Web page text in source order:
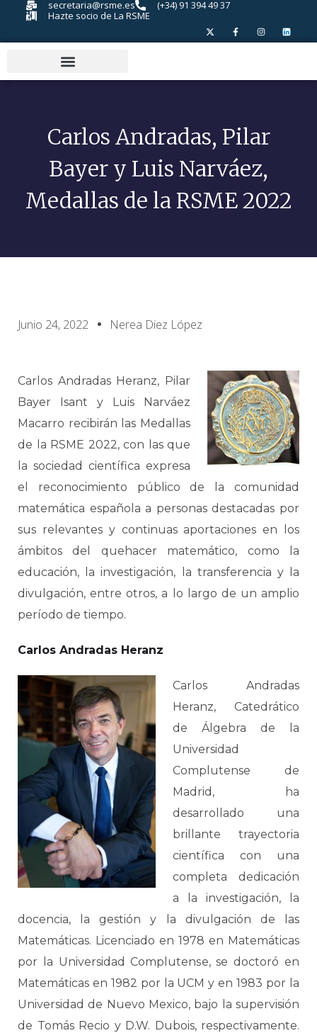
secretaria@rsme.es
(+34) 91 394 49 37
Hazte socio de La RSME
Carlos Andradas, Pilar
Bayer y Luis Narváez,
Medallas de la RSME 2022
Junio 24, 2022 Nerea Diez López
Carlos Andradas Heranz, Pilar
Bayer Isant y Luis Narváez
Macarro recibirán las Medallas
de la RSME 2022, con las que
la sociedad científica expresa
el reconocimiento público de la comunidad
matemática española a personas destacadas por
sus relevantes y continuas aportaciones en los
ámbitos del quehacer matemático, como la
educación, la investigación, la transferencia y la
divulgación, entre otros, a lo largo de un amplio
período de tiempo.
Carlos Andradas Heranz
Carlos Andradas
Heranz, Catedrático
de Álgebra de la
Universidad
Complutense de
Madrid, ha
desarrollado una
brillante trayectoria
científica con una
completa dedicación
a la investigación, la
docencia, la gestión y la divulgación de las
Matemáticas. Licenciado en 1978 en Matemáticas
por la Universidad Complutense, se doctoró en
Matemáticas en 1982 por la UCM y en 1983 por la
Universidad de Nuevo Mexico, bajo la supervisión
de Tomás Recio y D.W. Dubois, respectivamente.